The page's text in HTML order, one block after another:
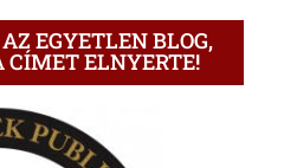
EGYETLEN BLOG,
CÍMET ELNYERTE!